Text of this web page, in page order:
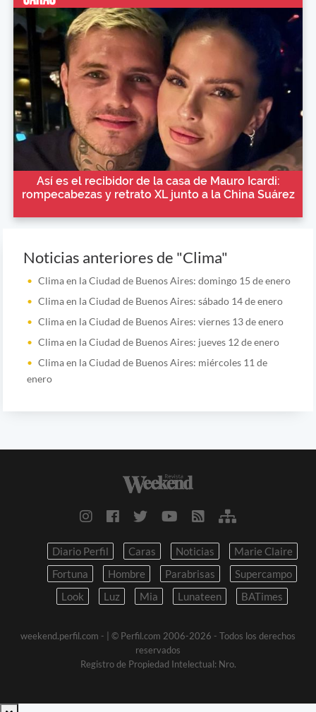
Así es el recibidor de la casa de Mauro Icardi:
rompecabezas y retrato XL junto a la China Suárez
Noticias anteriores de "Clima"
Clima en la Ciudad de Buenos Aires: domingo 15 de enero
Clima en la Ciudad de Buenos Aires: sábado 14 de enero
Clima en la Ciudad de Buenos Aires: viernes 13 de enero
Clima en la Ciudad de Buenos Aires: jueves 12 de enero
Clima en la Ciudad de Buenos Aires: miércoles 11 de
enero
Diario Perfil Caras Noticias
Marie Claire
Fortuna
Hombre Parabrisas
Supercampo
Look
Luz Mia Lunateen BATimes
weekend.perfil.com -
| © Perfil.com 2006-2026 - Todos los derechos
reservados
Registro de Propiedad Intelectual: Nro.